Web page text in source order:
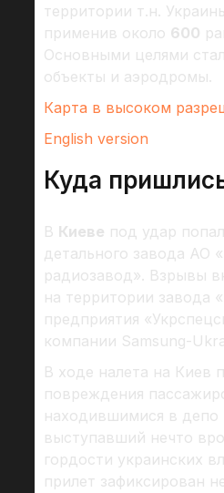
территории т.н.
применив около 600
Основными целями
объекты и аэродромы.
Карта в высоком
English version
Куда
В Киеве под удар
детального завода АО
радиозавод». Взрывы
на территории завода
предприятия
компании Samsung-
В ходе налета на Киев
повреждения
находившимися в депо
выступавший нечто
гордости украинских
прилет зафиксирован